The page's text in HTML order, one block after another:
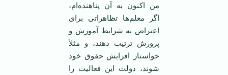
من اکنون به آن پناهنده‌ام،
اگر معلم‌ها تظاهراتی برای
اعتراض به شرایط آموزش و
پرورش ترتیب دهند، و مثلاً
خواستار افزایش حقوق خود
شوند، دولت این فعالیت را